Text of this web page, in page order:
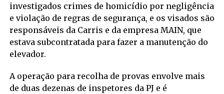
investigados crimes de homicídio por negligência
e violação de regras de segurança, e os visados são
responsáveis da Carris e da empresa MAIN, que
estava subcontratada para fazer a manutenção do
elevador.
A operação para recolha de provas envolve mais
de duas dezenas de inspetores da PJ e é